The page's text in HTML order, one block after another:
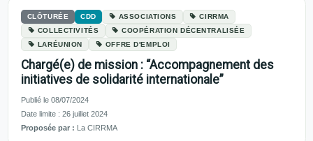
CLÔTURÉE CDD ASSOCIATIONS
CIRRMA
COLLECTIVITÉS
COOPÉRATION DÉCENTRALISÉE
LARÉUNION
OFFRE D'EMPLOI
Chargé(e) de mission : “Accompagnement des
initiatives de solidarité internationale”
Publié le 08/07/2024
Date limite : 26 juillet 2024
Proposée par : La CIRRMA